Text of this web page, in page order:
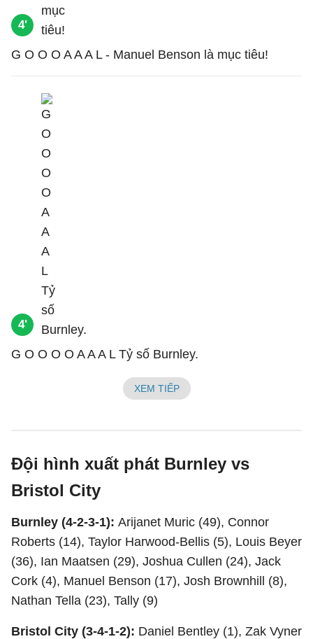
4'
G O O O A A A L - Manuel Benson là mục tiêu!
4'
G O O O O A A A L Tỷ số Burnley.
XEM TIẾP
Đội hình xuất phát Burnley vs
Bristol City
Burnley (4-2-3-1): Arijanet Muric (49), Connor
Roberts (14), Taylor Harwood-Bellis (5), Louis Beyer
(36), Ian Maatsen (29), Joshua Cullen (24), Jack
Cork (4), Manuel Benson (17), Josh Brownhill (8),
Nathan Tella (23), Tally (9)
Bristol City (3-4-1-2): Daniel Bentley (1), Zak Vyner